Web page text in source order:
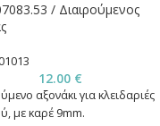
/ Διαιρούμενος
12.00 €
αξονάκι για κλειδαριές
με καρέ 9mm.